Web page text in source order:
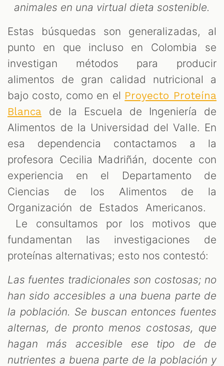
animales en una virtual dieta sostenible.
Estas búsquedas son generalizadas, al
punto en que incluso en Colombia se
investigan métodos para producir
alimentos de gran calidad nutricional a
bajo costo, como en el Proyecto Proteína
Blanca de la Escuela de Ingeniería de
Alimentos de la Universidad del Valle. En
esa dependencia contactamos a la
profesora Cecilia Madriñán, docente con
experiencia en el Departamento de
Ciencias de los Alimentos de la
Organización de Estados Americanos.
Le consultamos por los motivos que
fundamentan las investigaciones de
proteínas alternativas; esto nos contestó:
Las fuentes tradicionales son costosas; no
han sido accesibles a una buena parte de
la población. Se buscan entonces fuentes
alternas, de pronto menos costosas, que
hagan más accesible ese tipo de de
nutrientes a buena parte de la población y